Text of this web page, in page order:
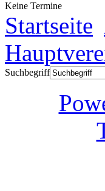
Keine Termine
Startseite
Suchbegriff